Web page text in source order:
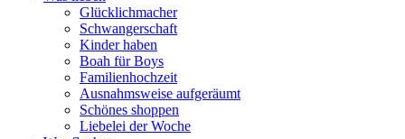
Glücklichmacher
Schwangerschaft
Kinder haben
Boah für Boys
Familienhochzeit
Ausnahmsweise aufgeräumt
Schönes shoppen
Liebelei der Woche